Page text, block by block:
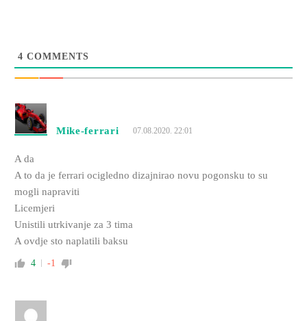
4 COMMENTS
Mike-ferrari 07.08.2020. 22:01
A da
A to da je ferrari ocigledno dizajnirao novu pogonsku to su
mogli napraviti
Licemjeri
Unistili utrkivanje za 3 tima
A ovdje sto naplatili baksu
4 -1